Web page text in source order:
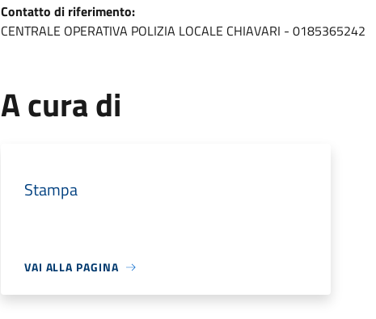
Contatto di riferimento:
CENTRALE OPERATIVA POLIZIA LOCALE CHIAVARI - 0185365242
A cura di
Stampa
VAI ALLA PAGINA